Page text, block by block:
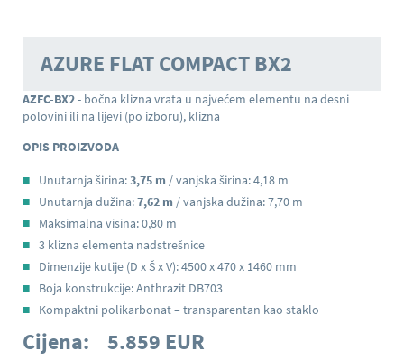
AZURE FLAT COMPACT BX2
AZFC-BX2- bočna klizna vrata u najvećem elementu na desni
polovini ili na lijevi (po izboru), klizna
OPIS PROIZVODA
Unutarnja širina:3,75 m / vanjska širina: 4,18 m
Unutarnja dužina:7,62 m / vanjska dužina: 7,70 m
Maksimalna visina: 0,80 m
3 klizna elementa nadstrešnice
Dimenzije kutije (D x Š x V): 4500 x 470 x 1460 mm
Boja konstrukcije: Anthrazit DB703
Kompaktni polikarbonat – transparentan kao staklo
Cijena: 5.859 EUR